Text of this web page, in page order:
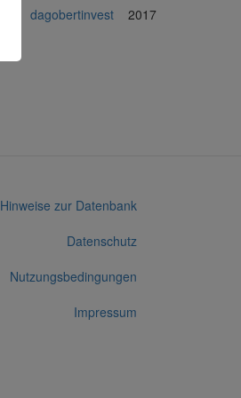
dagobertinvest 2017
Hinweise zur Datenbank
Datenschutz
Nutzungsbedingungen
Impressum